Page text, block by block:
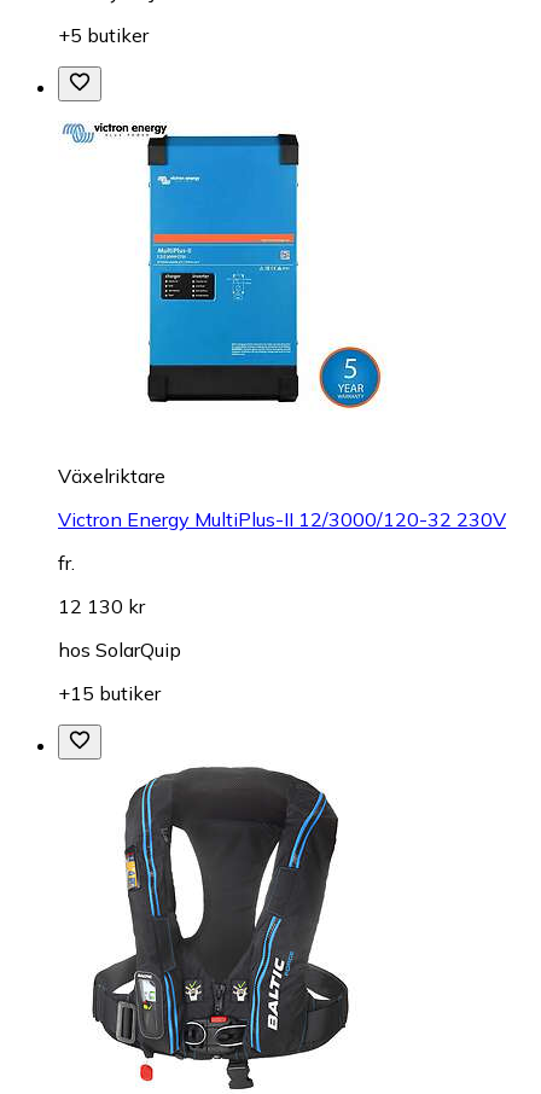
+5 butiker
Växelriktare
Victron Energy MultiPlus-II 12/3000/120-32 230V
fr.
12 130 kr
hos SolarQuip
+15 butiker